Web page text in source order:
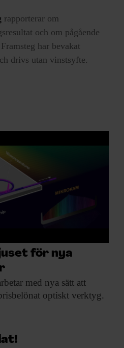
rapporterar om
och om pågående
har bevakat
drivs utan vinstsyfte.
för nya
med nya sätt att
optiskt verktyg.